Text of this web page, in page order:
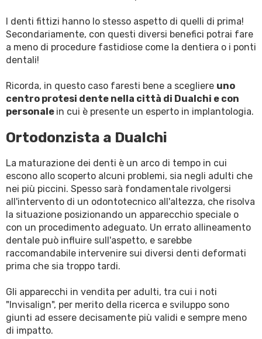
I denti fittizi hanno lo stesso aspetto di quelli di prima!
Secondariamente, con questi diversi benefici potrai fare
a meno di procedure fastidiose come la dentiera o i ponti
dentali!
Ricorda, in questo caso faresti bene a scegliere uno
centro protesi dente nella città di Dualchi e con
personale in cui è presente un esperto in implantologia.
Ortodonzista a Dualchi
La maturazione dei denti è un arco di tempo in cui
escono allo scoperto alcuni problemi, sia negli adulti che
nei più piccini. Spesso sarà fondamentale rivolgersi
all'intervento di un odontotecnico all'altezza, che risolva
la situazione posizionando un apparecchio speciale o
con un procedimento adeguato. Un errato allineamento
dentale può influire sull'aspetto, e sarebbe
raccomandabile intervenire sui diversi denti deformati
prima che sia troppo tardi.
Gli apparecchi in vendita per adulti, tra cui i noti
"Invisalign", per merito della ricerca e sviluppo sono
giunti ad essere decisamente più validi e sempre meno
di impatto.